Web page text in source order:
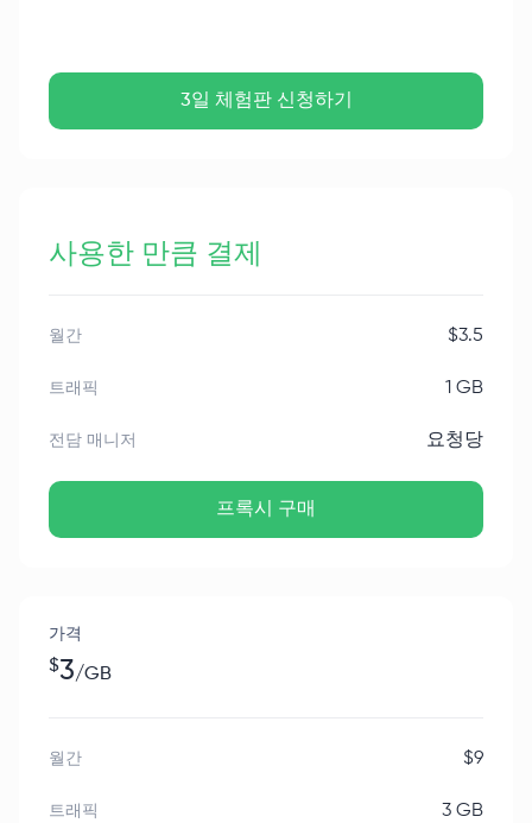
3일 체험판 신청하기
사용한 만큼 결제
월간 $3.5
트래픽 1 GB
전담 매니저 요청당
프록시 구매
가격
$3/GB
월간 $9
트래픽 3 GB